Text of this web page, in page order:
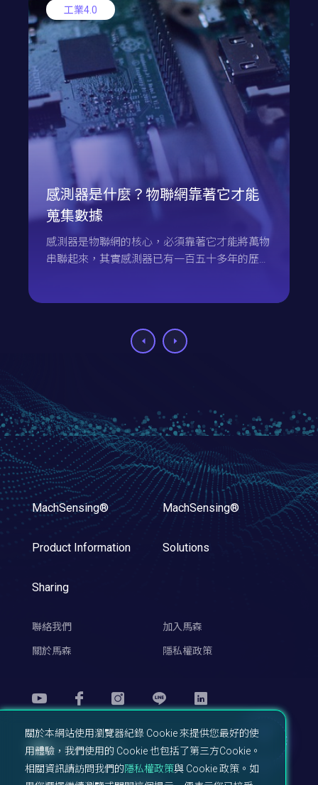
工業4.0
感測器是什麼？物聯網靠著它才能
蒐集數據
感測器是物聯網的核心，必須靠著它才能將萬物
串聯起來，其實感測器已有一百五十多年的歷
MachSensing® MachSensing®
Product Information Solutions
Sharing
聯絡我們 加入馬森
關於馬森 隱私權政策
Machsync© All right reserved.
TOP
關於本網站使用瀏覽器紀錄 Cookie 來提供您最好的使
用體驗，我們使用的 Cookie 也包括了第三方Cookie。
相關資訊請訪問我們的隱私權政策與 Cookie 政策。如